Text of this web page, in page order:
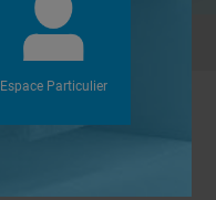
Espace Particulier